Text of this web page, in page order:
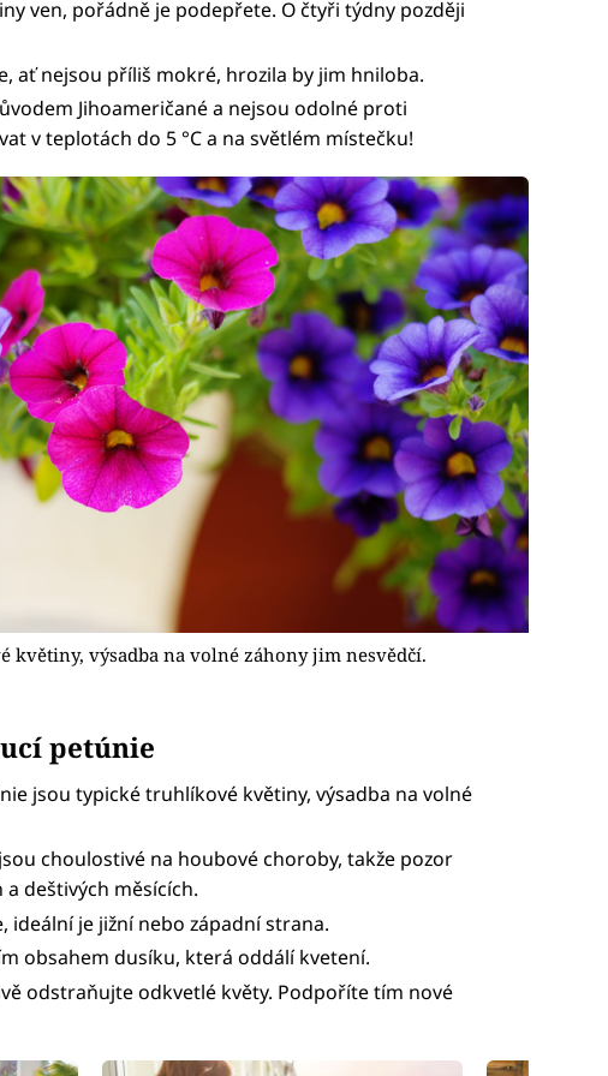
ven, pořádně je podepřete. O čtyři týdny později
ať nejsou příliš mokré, hrozila by jim hniloba.
Jihoameričané a nejsou odolné proti
v teplotách do 5 °C a na světlém místečku!
květiny, výsadba na volné záhony jim nesvědčí.
petúnie
jsou typické truhlíkové květiny, výsadba na volné
choulostivé na houbové choroby, takže pozor
deštivých měsících.
ideální je jižní nebo západní strana.
obsahem dusíku, která oddálí kvetení.
odstraňujte odkvetlé květy. Podpoříte tím nové